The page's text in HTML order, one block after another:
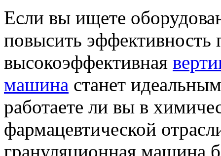
Если вы ищете
повысить эффективность
высокоэффективная
машина станет
работаете ли вы в
фармацевтической
грануляционная машина